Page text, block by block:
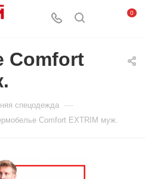
0
Comfort
спецодежда —
Comfort EXTRIM муж.